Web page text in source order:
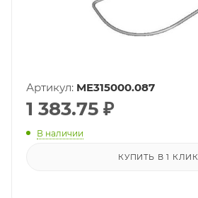
Артикул: ME315000.087
1 383.75 ₽
В наличии
КУПИТЬ В 1 КЛИК